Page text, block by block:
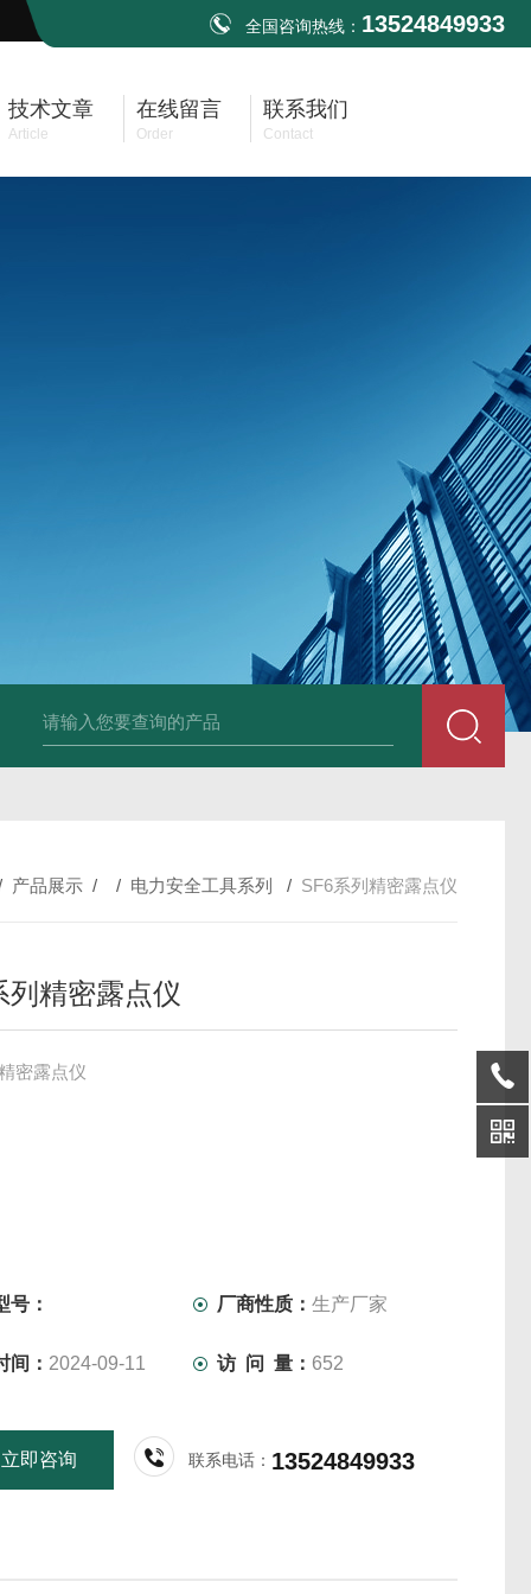
全国咨询热线： 13524849933
技术文章
Article
在线留言
Order
联系我们
Contact
DM50C绝缘电阻测试仪 SLB-II全自动变比测试仪 BY2672数字兆欧表
产品展示 / / 电力安全工具系列 / SF6系列精密露点仪
列精密露点仪
密露点仪
号： 厂商性质：生产厂家
间： 2024-09-11 访 问 量： 652
立即咨询 联系电话： 13524849933